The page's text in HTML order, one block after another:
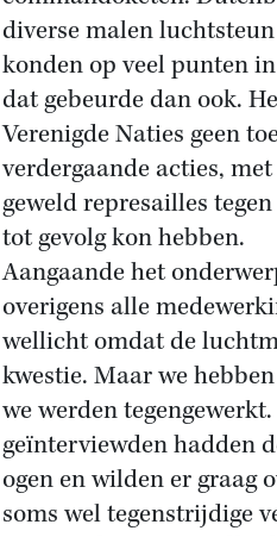
diverse malen
konden op veel punten
dat gebeurde dan ook.
Verenigde Naties geen
verdergaande acties,
geweld represailles
tot gevolg kon hebben.
Aangaande het
overigens alle
wellicht omdat de
kwestie. Maar we
we werden
geïnterviewden hadden
ogen en wilden er graag
soms wel tegenstrijdige